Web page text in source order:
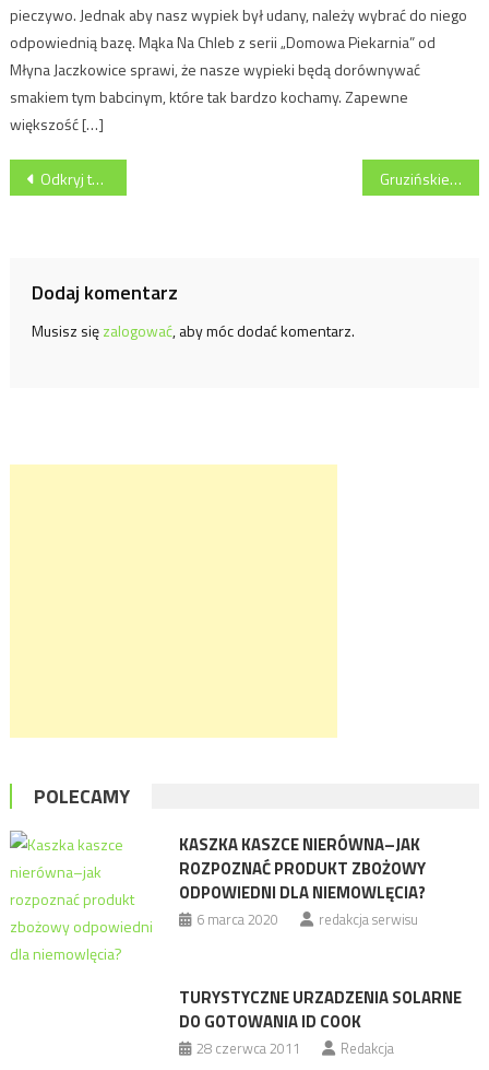
pieczywo. Jednak aby nasz wypiek był udany, należy wybrać do niego
odpowiednią bazę. Mąka Na Chleb z serii „Domowa Piekarnia” od
Młyna Jaczkowice sprawi, że nasze wypieki będą dorównywać
smakiem tym babcinym, które tak bardzo kochamy. Zapewne
większość […]
Nawigacja
Odkryj to, co dobre dla maluszka – 6 nowych smaków kaszek BoboVita PORCJA ZBÓŻ Gruzińskie puri, grecka pita i włoska piada,czyli wypieki z różnych stron świata
Dodaj komentarz
Musisz sięzalogować, aby móc dodać komentarz.
POLECAMY
KASZKA KASZCE NIERÓWNA–JAK
ROZPOZNAĆ PRODUKT ZBOŻOWY
ODPOWIEDNI DLA NIEMOWLĘCIA?
6 marca 2020 redakcja serwisu
TURYSTYCZNE URZADZENIA SOLARNE
DO GOTOWANIA ID COOK
28 czerwca 2011 Redakcja